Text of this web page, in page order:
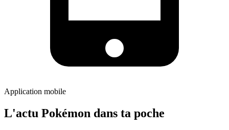
Application mobile
L'actu Pokémon dans ta poche